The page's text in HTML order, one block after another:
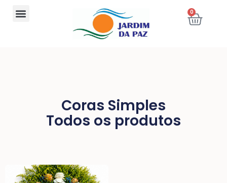
0
Coras Simples
Todos os produtos